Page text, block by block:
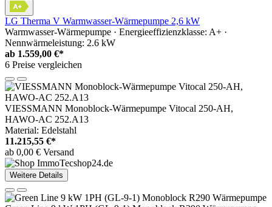
LG Therma V Warmwasser-Wärmepumpe 2,6 kW
Warmwasser-Wärmepumpe · Energieeffizienzklasse: A+ ·
Nennwärmeleistung: 2.6 kW
ab 1.559,00 €*
6 Preise vergleichen
VIESSMANN Monoblock-Wärmepumpe Vitocal 250-AH,
HAWO-AC 252.A13
Material: Edelstahl
11.215,55 €*
ab 0,00 € Versand
Weitere Details